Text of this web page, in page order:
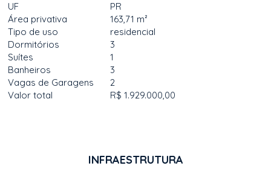
UF
PR
Área privativa
163,71 m²
Tipo de uso
residencial
Dormitórios
3
Suítes
1
Banheiros
3
Vagas de Garagens
2
Valor total
R$ 1.929.000,00
INFRAESTRUTURA